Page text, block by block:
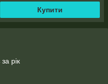
Купити
рік